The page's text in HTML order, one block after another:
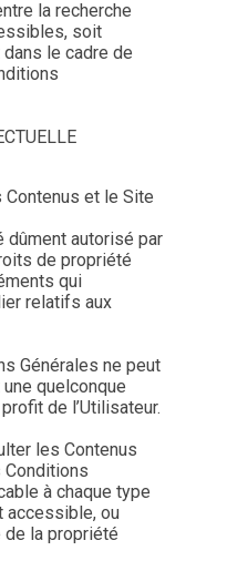
la recherche
soit
le cadre de
et le Site
dûment autorisé par
de propriété
qui
relatifs aux
Générales ne peut
quelconque
de l’Utilisateur.
les Contenus
à chaque type
accessible, ou
de la propriété